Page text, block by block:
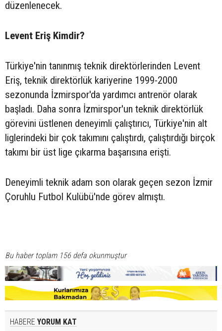
düzenlenecek.
Levent Eriş Kimdir?
Türkiye'nin tanınmış teknik direktörlerinden Levent
Eriş, teknik direktörlük kariyerine 1999-2000
sezonunda İzmirspor'da yardımcı antrenör olarak
başladı. Daha sonra İzmirspor'un teknik direktörlük
görevini üstlenen deneyimli çalıştırıcı, Türkiye'nin alt
liglerindeki bir çok takımını çalıştırdı, çalıştırdığı birçok
takımı bir üst lige çıkarma başarısına erişti.
Deneyimli teknik adam son olarak geçen sezon İzmir
Çoruhlu Futbol Kulübü'nde görev almıştı.
Bu haber toplam 156 defa okunmuştur
HABERE YORUM KAT